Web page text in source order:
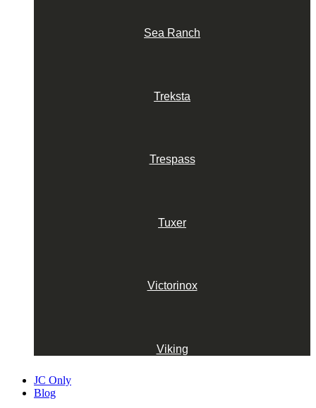
Sea Ranch
Treksta
Trespass
Tuxer
Victorinox
Viking
JC Only
Blog